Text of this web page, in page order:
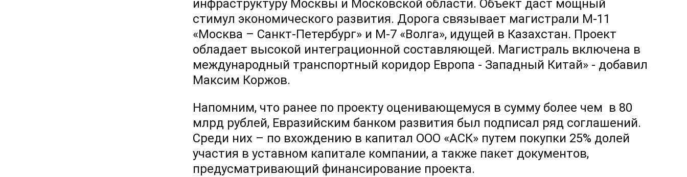
инфраструктуру Москвы и Московской области. Объект даст мощный
стимул экономического развития. Дорога связывает магистрали М-11
«Москва – Санкт-Петербург» и М-7 «Волга», идущей в Казахстан. Проект
обладает высокой интеграционной составляющей. Магистраль включена в
международный транспортный коридор Европа - Западный Китай» - добавил
Максим Коржов.
Напомним, что ранее по проекту оценивающемуся в сумму более чем в 80
млрд рублей, Евразийским банком развития был подписал ряд соглашений.
Среди них – по вхождению в капитал ООО «АСК» путем покупки 25% долей
участия в уставном капитале компании, а также пакет документов,
предусматривающий финансирование проекта.